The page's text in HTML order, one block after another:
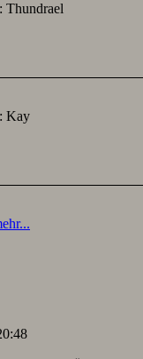
Thundrael
Kay